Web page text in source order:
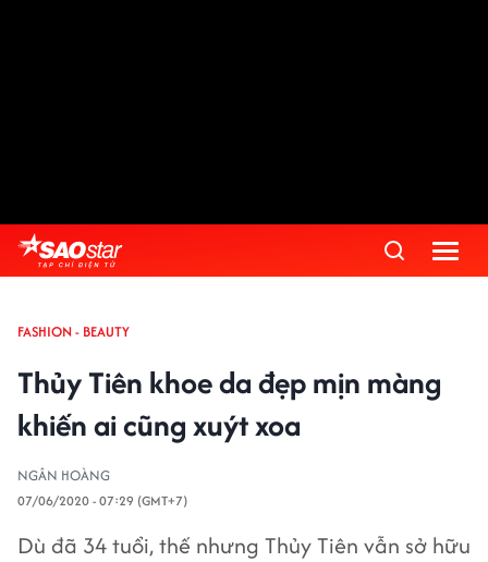
FASHION - BEAUTY
Thủy Tiên khoe da đẹp mịn màng
khiến ai cũng xuýt xoa
NGÂN HOÀNG
07/06/2020 - 07:29 (GMT+7)
Dù đã 34 tuổi, thế nhưng Thủy Tiên vẫn sở hữu